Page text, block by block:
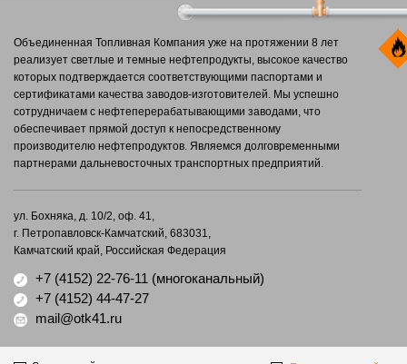
Объединенная Топливная Компания уже на протяжении 8 лет
реализует светлые и темные нефтепродукты, высокое качество
которых подтверждается соответствующими паспортами и
сертификатами качества заводов-изготовителей. Мы успешно
сотрудничаем с нефтеперерабатывающими заводами, что
обеспечивает прямой доступ к непосредственному
производителю нефтепродуктов. Являемся долговременными
партнерами дальневосточных транспортных предприятий.
ул. Бохняка, д. 10/2, оф. 41,
г. Петропавловск-Камчатский, 683031,
Камчатский край, Российская Федерация
+7 (4152) 22-76-11 (многоканальный)
+7 (4152) 44-47-27
mail@otk41.ru